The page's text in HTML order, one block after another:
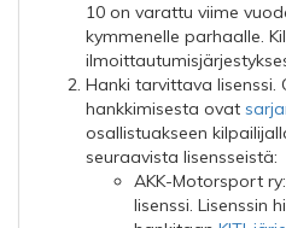
10 on varattu viime
kymmenelle parhaalle.
Hanki tarvittava lisenssi.
hankkimisesta ovat
osallistuakseen
seuraavista lisensseistä:
AKK-Motorsport
lisenssi. Lisenssin